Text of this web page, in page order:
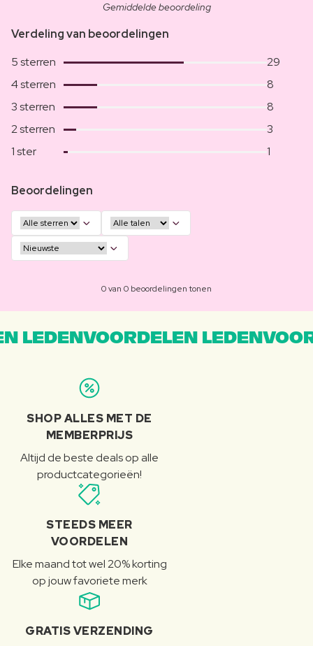
Gemiddelde beoordeling
Verdeling van beoordelingen
5 sterren
29
4 sterren
8
3 sterren
8
2 sterren
3
1 ster
1
Beoordelingen
0 van 0 beoordelingen tonen
LEDENVOORDELEN
SHOP ALLES MET DE
MEMBERPRIJS
Altijd de beste deals op alle
productcategorieën!
STEEDS MEER
VOORDELEN
Elke maand tot wel 20% korting
op jouw favoriete merk
GRATIS VERZENDING